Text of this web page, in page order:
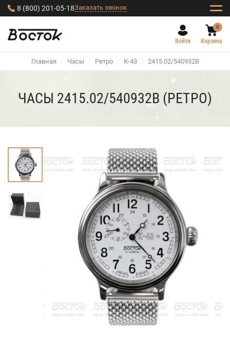
8 (800) 201-05-18Заказать звонок
Войти
0
Корзина
Главная / Часы / Ретро / К-43 / 2415.02/540932B
ЧАСЫ 2415.02/540932B (РЕТРО)